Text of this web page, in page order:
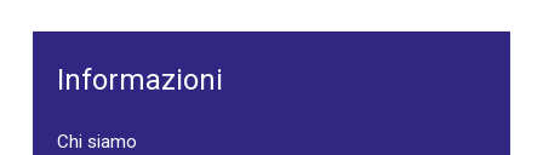
Informazioni
Chi siamo